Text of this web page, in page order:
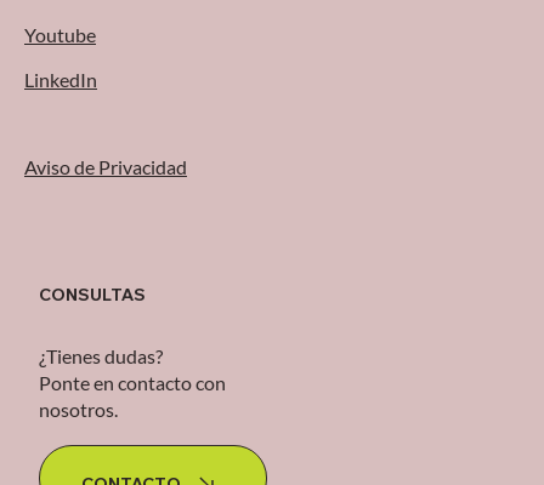
LinkedIn
Youtube
Aviso de Privacidad
¿Tienes dudas?
Ponte en contacto con
nosotros.
CONSULTAS